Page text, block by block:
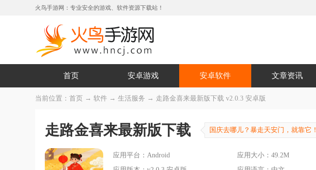
火鸟手游网：专业安全的游戏、软件资源下载站！
首页 安卓游戏 安卓软件 文章资讯
当前位置： 首页 → 软件 → 生活服务 → 走路金喜来最新版下载 v2.0.3 安卓版
走路金喜来最新版下载 国庆去哪儿？暴走天安门，就靠它！
应用平台：Android 应用大小：49.2M